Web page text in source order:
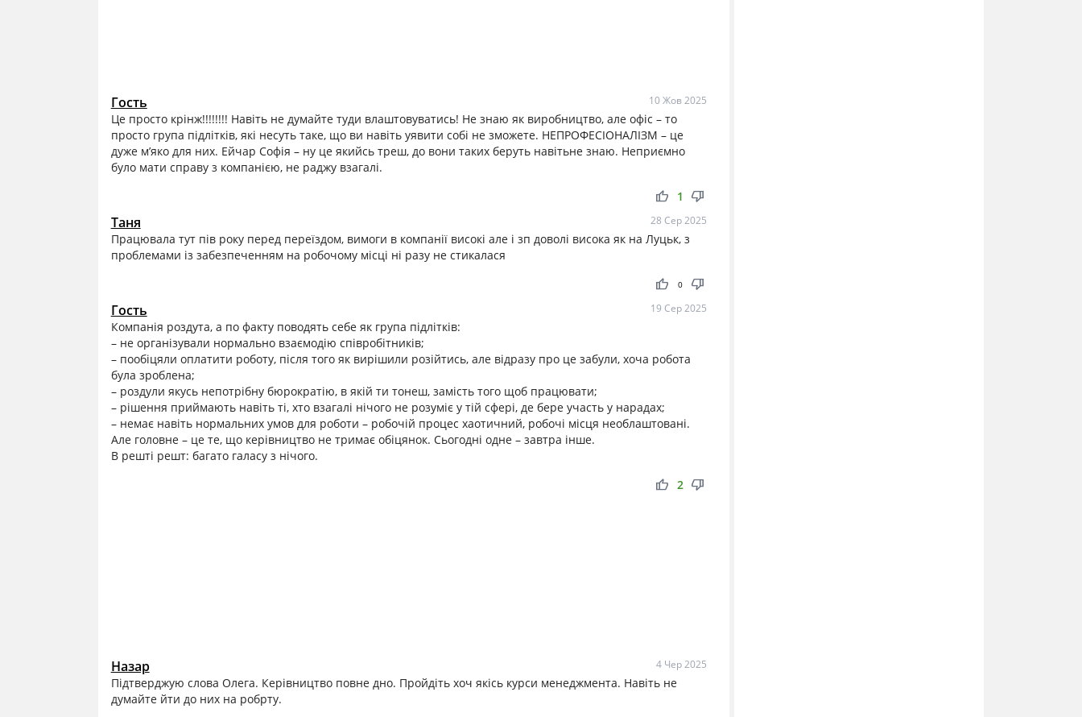
Гость 10 Жов 2025
Це просто крінж!!!!!!!! Навіть не думайте туди влаштовуватись! Не знаю як виробництво, але офіс – то
просто група підлітків, які несуть таке, що ви навіть уявити собі не зможете. НЕПРОФЕСІОНАЛІЗМ – це
дуже м’яко для них. Ейчар Софія – ну це якийсь треш, до вони таких беруть навітьне знаю. Неприємно
було мати справу з компанією, не раджу взагалі.
thumb_up thumb_down
1
Таня 28 Сер 2025
Працювала тут пів року перед переїздом, вимоги в компанії високі але і зп доволі висока як на Луцьк, з
проблемами із забезпеченням на робочому місці ні разу не стикалася
thumb_up thumb_down
0
Гость 19 Сер 2025
Компанія роздута, а по факту поводять себе як група підлітків:
– не організували нормально взаємодію співробітників;
– пообіцяли оплатити роботу, після того як вирішили розійтись, але відразу про це забули, хоча робота
була зроблена;
– роздули якусь непотрібну бюрократію, в якій ти тонеш, замість того щоб працювати;
– рішення приймають навіть ті, хто взагалі нічого не розуміє у тій сфері, де бере участь у нарадах;
– немає навіть нормальних умов для роботи – робочій процес хаотичний, робочі місця необлаштовані.
Але головне – це те, що керівництво не тримає обіцянок. Сьогодні одне – завтра інше.
В решті решт: багато галасу з нічого.
thumb_up thumb_down
2
Назар 4 Чер 2025
Підтверджую слова Олега. Керівництво повне дно. Пройдіть хоч якісь курси менеджмента. Навіть не
думайте йти до них на робрту.